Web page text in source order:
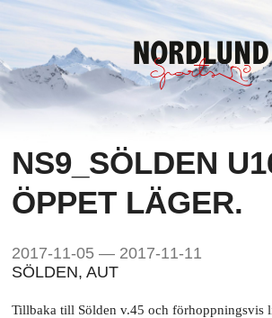
NS9_SÖLDEN
ÖPPET LÄGER.
2017-11-05 — 2017-11-11
SÖLDEN, AUT
Tillbaka till Sölden v.45 och förhoppningsvis